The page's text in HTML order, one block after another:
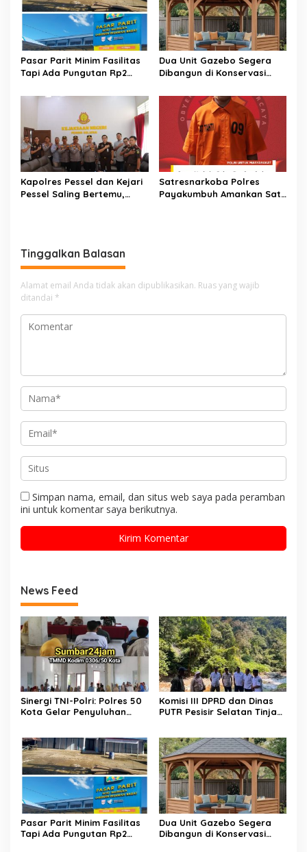
​Pasar Parit Minim Fasilitas
Tapi Ada Pungutan Rp2
Pasaman Barat Turun
Dua Unit Gazebo Segera
Dibangun di Konservasi
Kapolres Pessel dan Kejari
Pessel Saling Bertemu,
Satresnarkoba Polres
Payakumbuh Amankan Satu
Tinggalkan Balasan
Alamat email Anda tidak akan dipublikasikan. Ruas yang wajib
ditandai *
Simpan nama, email, dan situs web saya pada peramban
ini untuk komentar saya berikutnya.
News Feed
Sinergi TNI-Polri: Polres 50
Kota Gelar Penyuluhan
Komisi III DPRD dan Dinas
PUTR Pesisir Selatan Tinjau
​Pasar Parit Minim Fasilitas
Tapi Ada Pungutan Rp2
Dua Unit Gazebo Segera
Dibangun di Konservasi